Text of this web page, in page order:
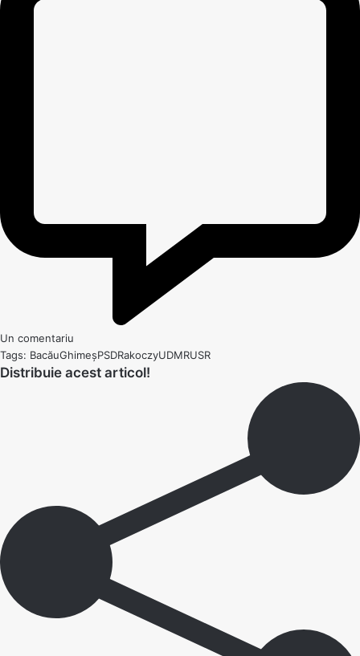
Un comentariu
Tags: BacăuGhimeșPSDRakoczyUDMRUSR
Distribuie acest articol!